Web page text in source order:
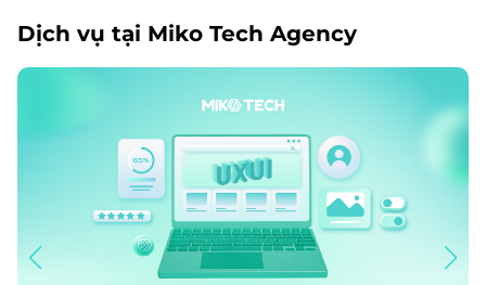
Dịch vụ tại Miko Tech Agency